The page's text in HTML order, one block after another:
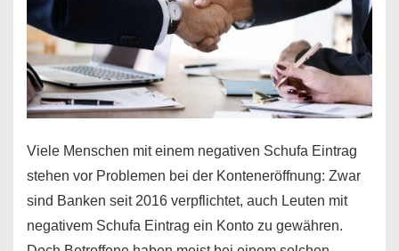
Viele Menschen mit einem negativen Schufa Eintrag
stehen vor Problemen bei der Konteneröffnung: Zwar
sind Banken seit 2016 verpflichtet, auch Leuten mit
negativem Schufa Eintrag ein Konto zu gewähren.